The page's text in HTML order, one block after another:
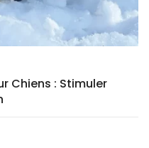
Chiens : Stimuler